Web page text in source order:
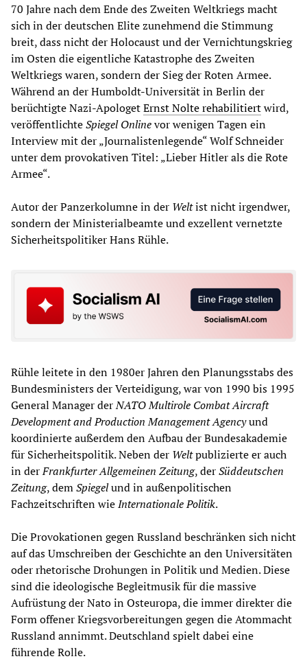
70 Jahre nach dem Ende des Zweiten Weltkriegs macht
sich in der deutschen Elite zunehmend die Stimmung
breit, dass nicht der Holocaust und der Vernichtungskrieg
im Osten die eigentliche Katastrophe des Zweiten
Weltkriegs waren, sondern der Sieg der Roten Armee.
Während an der Humboldt-Universität in Berlin der
berüchtigte Nazi-ApologetErnst Nolte rehabilitiertwird,
veröffentlichteSpiegel Onlinevor wenigen Tagen ein
Interview mit der „Journalistenlegende“ Wolf Schneider
unter dem provokativen Titel: „Lieber Hitler als die Rote
Armee“.
Autor der Panzerkolumne in der Weltist nicht irgendwer,
sondern der Ministerialbeamte und exzellent vernetzte
Sicherheitspolitiker Hans Rühle.
Rühle leitete in den 1980er Jahren den Planungsstabs des
Bundesministers der Verteidigung, war von 1990 bis 1995
General Manager derNATO Multirole Combat Aircraft
Development and Production Management Agencyund
koordinierte außerdem den Aufbau der Bundesakademie
für Sicherheitspolitik. Neben der Weltpublizierte er auch
in derFrankfurter Allgemeinen Zeitung, derSüddeutschen
Zeitung, demSpiegelund in außenpolitischen
Fachzeitschriften wieInternationale Politik.
Die Provokationen gegen Russland beschränken sich nicht
auf das Umschreiben der Geschichte an den Universitäten
oder rhetorische Drohungen in Politik und Medien. Diese
sind die ideologische Begleitmusik für die massive
Aufrüstung der Nato in Osteuropa, die immer direkter die
Form offener Kriegsvorbereitungen gegen die Atommacht
Russland annimmt. Deutschland spielt dabei eine
führende Rolle.